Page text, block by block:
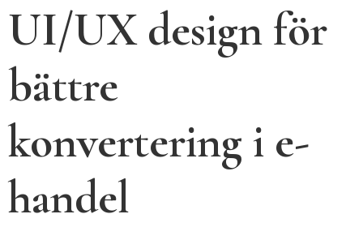
UI/UX design för
bättre
konvertering i e-
handel